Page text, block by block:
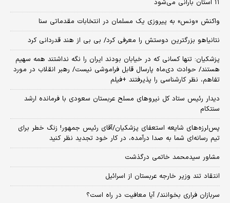
۱۱ استان بارانی می‌شود
واکنش «ونس» به پیروزی یک مسلمان در انتخابات مقدماتی سنا
نتانیاهو بزرگترین دوستش را معرفی کرد/ بی بی از هند قدردانی کرد
پزشکیان: تنها کسانی که در خیابان بودند ایران را نگه نداشتند همه سهیم
هستند/ حوادث دی‌ماه پارسال قابل فراموشی نیست/ رهبر انقلاب در مورد
تفاهم، نظر کارشناسی را پذیرفتند +فیلم
دیدار رئیس ستاد کل نیروهای مسلح عربستان سعودی با فرمانده ارشد
سنتکام
پس‌لرزه‌های شایعه استعفای پزشکیان/آقای رئیس جمهور! زنگ خطر برای
تیم رسانه‌ای شما به صدا درآمده، در کار خود تجدید نظر کنید
مشاور سیدمحمد خاتمی درگذشت
انتقاد تند وزیر خارجه عربستان از اسرائیل
سربازان فراری بخوانند/ آیا معافیت در راه است؟